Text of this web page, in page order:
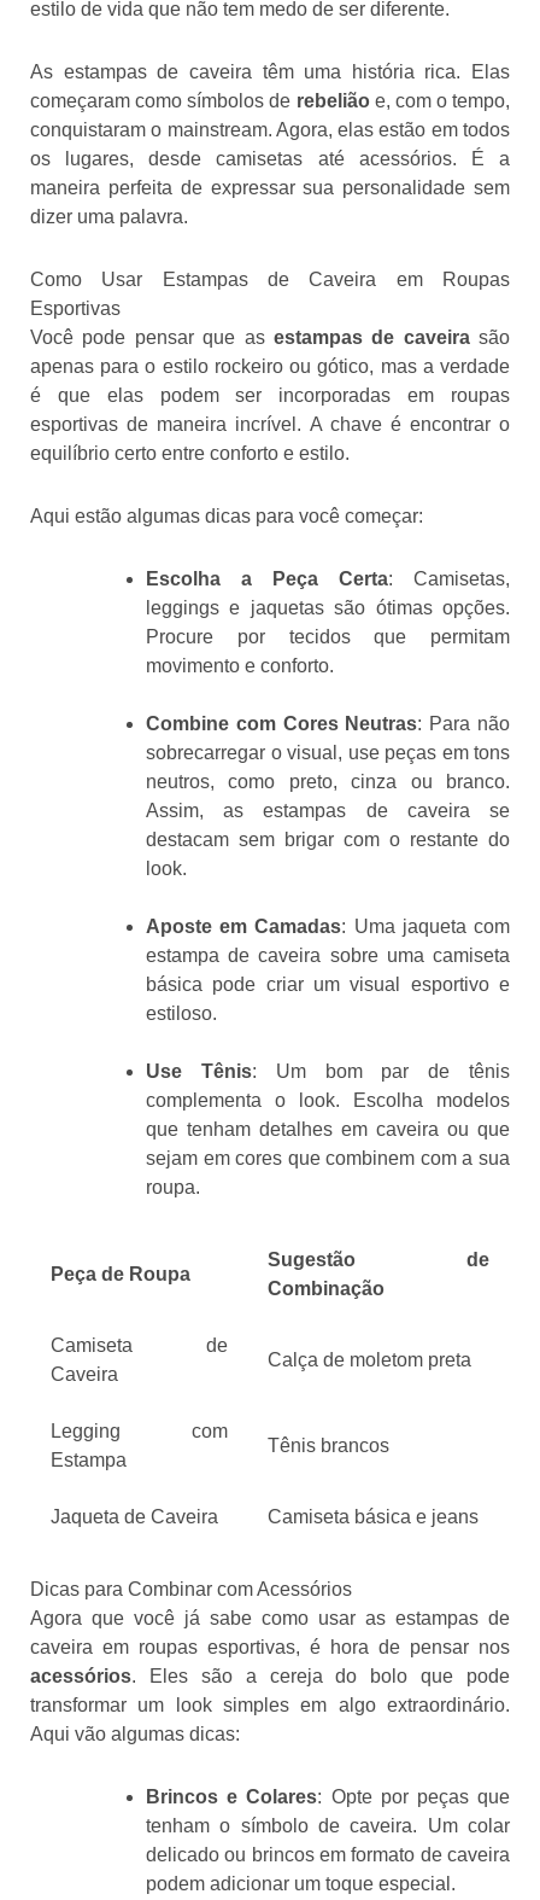
estilo de vida que não tem medo de ser diferente.
As estampas de caveira têm uma história rica. Elas
começaram como símbolos de rebeliãoe, com o tempo,
conquistaram o mainstream. Agora, elas estão em todos
os lugares, desde camisetas até acessórios. É a
maneira perfeita de expressar sua personalidade sem
dizer uma palavra.
Como Usar Estampas de Caveira em Roupas
Esportivas
Você pode pensar que as estampas de caveirasão
apenas para o estilo rockeiro ou gótico, mas a verdade
é que elas podem ser incorporadas em roupas
esportivas de maneira incrível. A chave é encontrar o
equilíbrio certo entre conforto e estilo.
Aqui estão algumas dicas para você começar:
Escolha a Peça Certa: Camisetas,
leggings e jaquetas são ótimas opções.
Procure por tecidos que permitam
movimento e conforto.
Combine com Cores Neutras: Para não
sobrecarregar o visual, use peças em tons
neutros, como preto, cinza ou branco.
Assim, as estampas de caveira se
destacam sem brigar com o restante do
look.
Aposte em Camadas: Uma jaqueta com
estampa de caveira sobre uma camiseta
básica pode criar um visual esportivo e
estiloso.
Use Tênis: Um bom par de tênis
complementa o look. Escolha modelos
que tenham detalhes em caveira ou que
sejam em cores que combinem com a sua
roupa.
Peça de Roupa
Sugestão de
Combinação
Camiseta de
Caveira
Calça de moletom preta
Legging com
Estampa
Tênis brancos
Jaqueta de Caveira Camiseta básica e jeans
Dicas para Combinar com Acessórios
Agora que você já sabe como usar as estampas de
caveira em roupas esportivas, é hora de pensar nos
acessórios. Eles são a cereja do bolo que pode
transformar um look simples em algo extraordinário.
Aqui vão algumas dicas:
Brincos e Colares: Opte por peças que
tenham o símbolo de caveira. Um colar
delicado ou brincos em formato de caveira
podem adicionar um toque especial.